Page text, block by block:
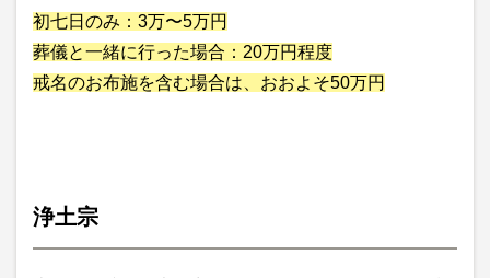
初七日のみ：3万〜5万円
葬儀と一緒に行った場合：20万円程度
戒名のお布施を含む場合は、おおよそ50万円
浄土宗